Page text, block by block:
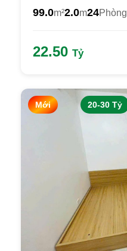
99.0m²2.0m24Phòng
22.50 Tỷ
Mới 20-30 Tỷ